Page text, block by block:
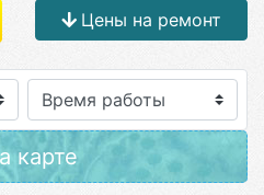
Цены на ремонт
карте